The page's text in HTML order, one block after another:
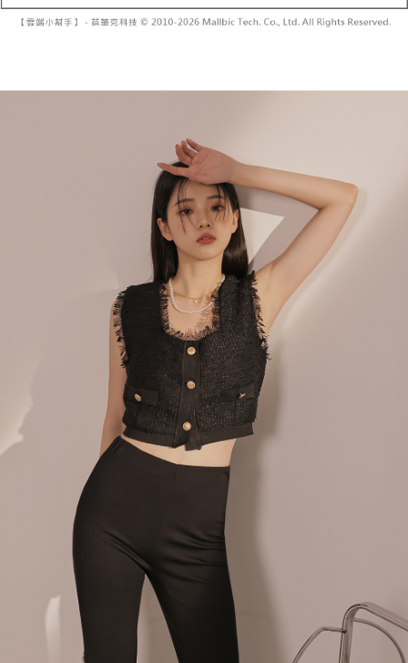
pada halaman pengesahan transaksi seterusnya.
Pembayaran ansuran melalui OP Pay Later akan dibilkan secara
berasingan dan tidak termasuk dalam bil telekom anda. SMS peringatan
pembayaran akan dihantar selepas kitaran bil bulanan.
Selepas mengakses bil melalui pautan dalam SMS, anda boleh
menyelesaikan pembayaran anda melalui salah satu saluran berikut: kod
bar kedai serbaneka, kedai runcit Taiwan Mobile, pemindahan bank,
JKOPay, atau iPASS MONEY.
Perkhidmatan ini disediakan oleh Taiwan Mobile Co., Ltd. (“Syarikat”),
yang membolehkan pelanggan membeli barangan atau perkhidmatan
melalui perkhidmatan ini pada masa transaksi. Hasil daripada pembelian
atau pembayaran ansuran akan dipindahkan oleh peniaga kepada
Syarikat, dan pelanggan hendaklah membuat pembayaran mengikut
perjanjian menggunakan sistem bil Syarikat.
Untuk memenuhi hubungan kontrak yang terjalin melalui persetujuan
penggunaan OP Pay Later, peniaga akan memberikan maklumat peribadi
anda (termasuk nama, nombor telefon, atau alamat) kepada Syarikat bagi
tujuan pengumpulan, pemprosesan dan penggunaan data yang
diperlukan untuk pengebilan ansuran, termasuk pengesahan,
pengesahan semula dan pembetulan.
Untuk terma perkhidmatan penuh, sila rujuk pautan berikut:
https://oppay.tw/userRule
" target="_blank" class="link revert-
style">https://oppay.tw/userRule
【Panduan Penggunaan Pembayaran Ansuran Gogo】
pembayaran di empat kedai serbaneka utama, ATM atau perbankan
dalam talian dengan SMS pembayaran atau pemberitahuan tolak aplikasi
bagaimanapun, bagi mereka yang telah memuat turun Aplikasi AFTEE
Tempoh pembayaran dikira dari masa kedai meminta pembayaran anda,
ditambah dengan bilangan hari yang boleh dilanjutkan oleh AFTEE. Anda
boleh melanjutkan tempoh pembayaran anda sebelum anda menerima
pesanan. Walau bagaimanapun, tiada jaminan bahawa anda boleh
menerima pesanan anda semasa tempoh pembayaran (cth.: produk
prapesanan atau produk yang mungkin mengambil masa yang lebih
lama untuk dihantar). Oleh itu, anda dikehendaki membuat pembayaran
kepada AFTEE dalam tempoh sama ada anda menerima pesanan.
Kedua, Sekatan Pembayaran
1. Jumlah yang diperakui untuk pengguna kali pertama boleh sehingga
NT$10,000. Amaun diperakui sebenar yang diluluskan akan berdasarkan
keputusan pensijilan dan semakan oleh AFTEE.
2. Amaun perbelanjaan minimum mestilah lebih besar daripada NT$20.
3. Pada masa ini hanya tersedia untuk ahli Taiwan.
Ketiga, Syarat Perkhidmatan
Perkhidmatan AFTEE Beli Sekarang Bayar Kemudian disediakan oleh NP
Taiwan, Inc. dan AFTEE akan membuat bil kepada pengguna. AFTEE
akan menggunakan data peribadi yang dikumpul (termasuk nama
pembeli, no. telefon, nama penerima, no. telefon, alamat penerima) untuk
penggunaan perkhidmatan. Sila rujuk kepada "Penyata Pengumpulan
Data Peribadi, Pemprosesan, Penggunaan"
(https://aftee.tw/privacypolicy/
) untuk maklumat lanjut.
Jumlah yang diperakui untuk pengguna kali pertama yang lulus
kelulusan boleh sehingga NT$10,000. Jika pengguna tidak membuat
pembayaran dalam tempoh tersebut, yuran pembayaran lewat sebanyak
20% setahun akan dikenakan. Pengguna bawah umur dikehendaki
mendapatkan kebenaran daripada ibu bapa atau penjaga yang sah
untuk menggunakan AFTEE.
付款後全家取貨
已關閉，請勿下單
NT$60/pesanan | Penghantaran percuma untuk pesanan
NT$60/pesanan | Penghantaran percuma untuk pesanan
NT$1,600 atau lebih
NT$100/pesanan | Penghantaran percuma untuk pesanan
NT$2,500 atau lebih